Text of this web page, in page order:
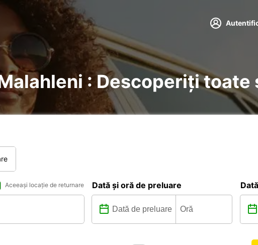
: Descoperiți
Aceeași locație de returnare Dată și oră de preluare